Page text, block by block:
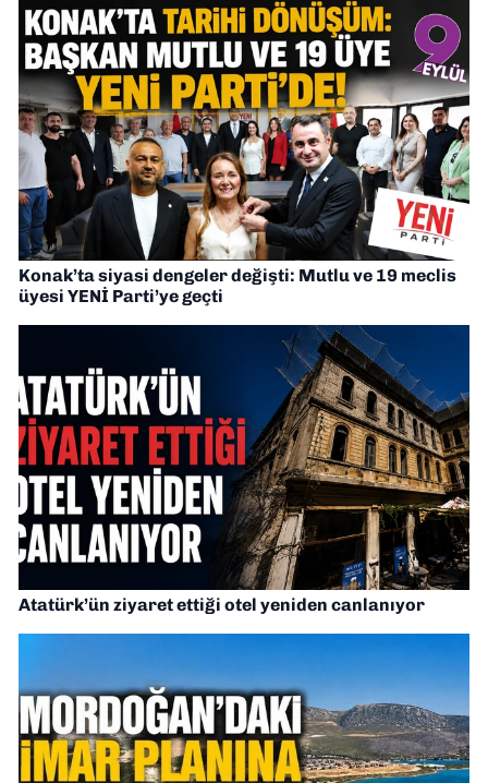
Konak’ta siyasi dengeler değişti: Mutlu ve 19 meclis
üyesi YENİ Parti’ye geçti
Atatürk’ün ziyaret ettiği otel yeniden canlanıyor